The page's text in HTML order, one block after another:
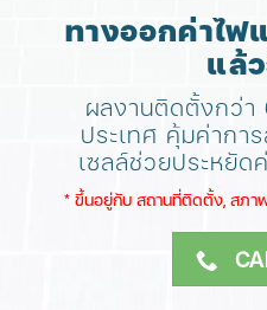
ทางออกค่าไฟ
แล้
ผลงานติดตั้งกว่า
ประเทศ คุ้มค่ากา
เซลล์ช่วยประหยัด
​* ขึ้นอยู่กับ สถานที่ติดตั้ง, สภา